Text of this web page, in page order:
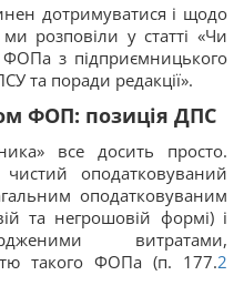
дотримуватися і щодо
розповіли у статті «Чи
ФОПа з підприємницького
та поради редакції».
ФОП: позиція ДПС
все досить просто.
оподатковуваний
оподатковуваним
та негрошовій формі) і
витратами,
такого ФОПа (п. 177.2